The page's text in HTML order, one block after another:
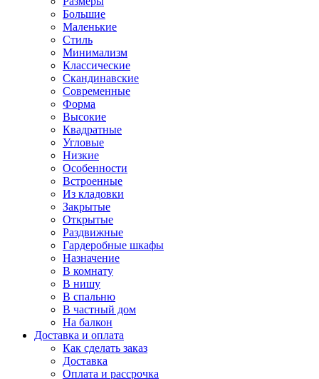
Большие
Маленькие
Стиль
Минимализм
Классические
Скандинавские
Современные
Форма
Высокие
Квадратные
Угловые
Низкие
Особенности
Встроенные
Из кладовки
Закрытые
Открытые
Раздвижные
Гардеробные шкафы
Назначение
В комнату
В нишу
В спальню
В частный дом
На балкон
Доставка и оплата
Как сделать заказ
Доставка
Оплата и рассрочка